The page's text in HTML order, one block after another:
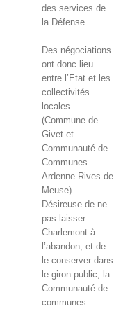
des services de
la Défense.
Des négociations
ont donc lieu
entre l’Etat et les
collectivités
locales
(Commune de
Givet et
Communauté de
Communes
Ardenne Rives de
Meuse).
Désireuse de ne
pas laisser
Charlemont à
l’abandon, et de
le conserver dans
le giron public, la
Communauté de
communes